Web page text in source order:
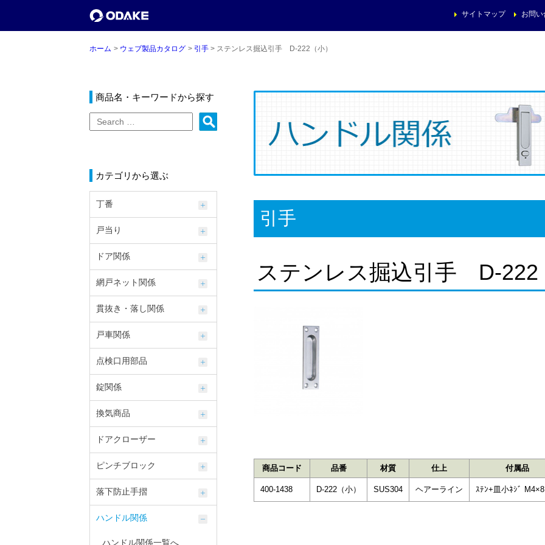
お問
サイトマップ
ホーム ウェブ製品カタログ 引手 ステンレス掘込引手 D-222（小）
引手
ステンレス掘込引手 D-222
商品コード 品番 材質 仕上 付属品
400-1438 D-222（小） SUS304 ヘアーライン ｽﾃﾝ+皿小ﾈｼﾞ
商品名・キーワードから探す
カテゴリから選ぶ
丁番
戸当り
ドア関係
網戸ネット関係
貫抜き・落し関係
戸車関係
点検口用部品
錠関係
換気商品
ドアクローザー
ピンチブロック
落下防止手摺
ハンドル関係
ハンドル関係一覧へ